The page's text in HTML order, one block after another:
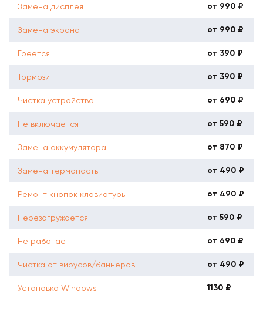
Замена дисплея от 990 ₽
Замена экрана от 990 ₽
Греется от 390 ₽
Тормозит от 390 ₽
Чистка устройства от 690 ₽
Не включается от 590 ₽
Замена аккумулятора от 870 ₽
Замена термопасты от 490 ₽
Ремонт кнопок клавиатуры от 490 ₽
Перезагружается от 590 ₽
Не работает от 690 ₽
Чистка от вирусов/баннеров от 490 ₽
Установка Windows 1130 ₽